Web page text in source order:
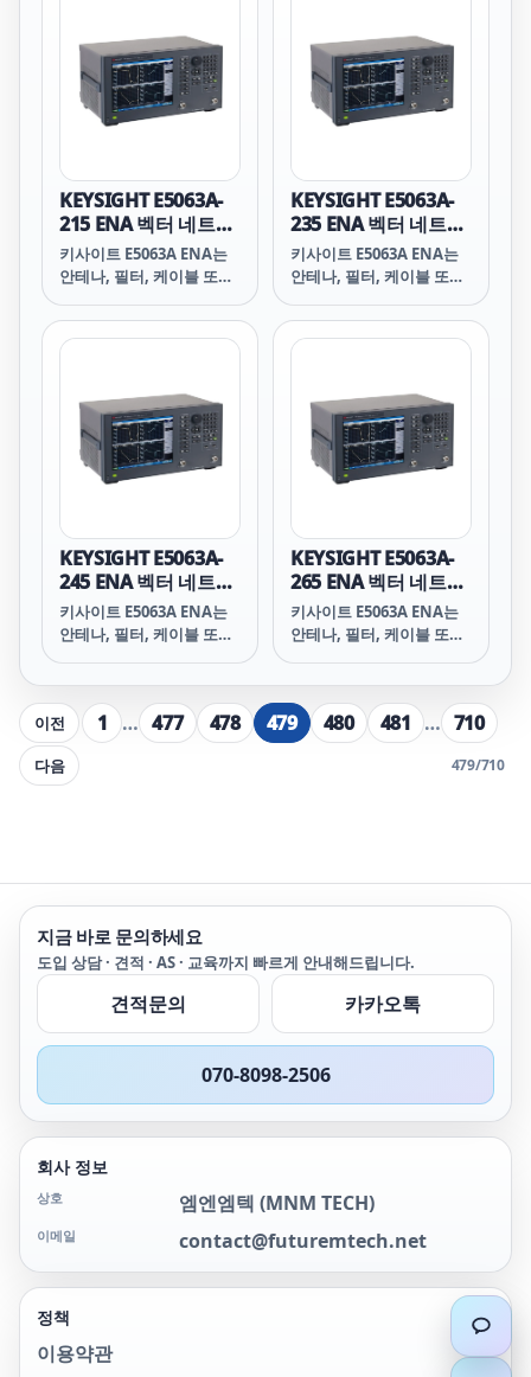
하면 측정 품질에 대해 걱
정하는 대신 설계 품질에
더 집중할 수 있습니다.
웨어를 사용하여 DAQ와
인터페이스하거나 작업 중
심의 안내 메뉴가 있는 직
관적인 그래픽 전면 패널
또는 웹 브라우저를 사용합
GHz)입니다. 산업 표준
ENA 시리즈의 일관적인 측
정 프레임워크를 활용하여
효율성과 생산성을 개선합
니다. 이 제품은 기술 발전
합니다.
KEYSIGHT E5063A-
215 ENA 벡터 네트워
크 분석기 1.5GHz
키사이트 E5063A ENA는
안테나, 필터, 케이블 또는
콤포넌트를 테스트할 수 있
는 경제적인 벤치탑 벡터
GHz)입니다. 산업 표준
ENA 시리즈의 일관적인 측
정 프레임워크를 활용하여
효율성과 생산성을 개선합
니다. 이 제품은 기술 발전
합니다.
KEYSIGHT E5063A-
235 ENA 벡터 네트워
크 분석기 3GHz
키사이트 E5063A ENA는
안테나, 필터, 케이블 또는
콤포넌트를 테스트할 수 있
는 경제적인 벤치탑 벡터
GHz)입니다. 산업 표준
ENA 시리즈의 일관적인 측
정 프레임워크를 활용하여
효율성과 생산성을 개선합
니다. 이 제품은 기술 발전
합니다.
KEYSIGHT E5063A-
245 ENA 벡터 네트워
크 분석기 4.5GHz
키사이트 E5063A ENA는
안테나, 필터, 케이블 또는
는 경제적인 벤치탑 벡터
네트워크 분석기(최대 18
GHz)입니다. 산업 표준
ENA 시리즈의 일관적인 측
정 프레임워크를 활용하여
합니다.
KEYSIGHT E5063A-
265 ENA 벡터 네트워
크 분석기 6.5GHz
키사이트 E5063A ENA는
안테나, 필터, 케이블 또는
는 경제적인 벤치탑 벡터
네트워크 분석기(최대 18
GHz)입니다. 산업 표준
ENA 시리즈의 일관적인 측
합니다.
이전 1 … 477 478 479 480 481 … 710
다음 479/710
지금 바로 문의하세요
도입 상담 · 견적 · AS · 교육까지 빠르게 안내해드립니다.
견적문의 카카오톡
070-8098-2506
회사 정보
상호 엠엔엠텍 (MNM TECH)
이메일 contact@futuremtech.net
정책
이용약관